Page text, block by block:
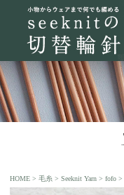
HOME 毛糸 Seeknit Yarn fofo